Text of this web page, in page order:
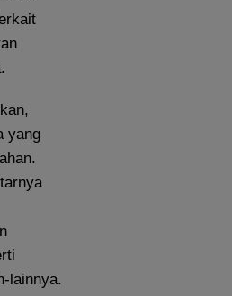
yang
lainnya.